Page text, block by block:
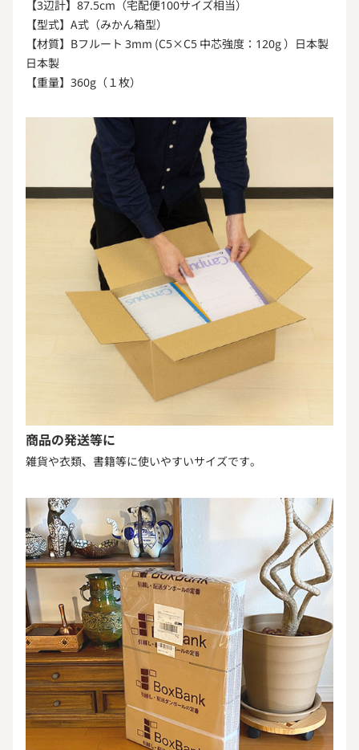
【3辺計】87.5cm（宅配便100サイズ相当）
【型式】A式（みかん箱型）
【材質】Bフルート 3mm (C5×C5 中芯強度：120g ）日本製
日本製
【重量】360g（１枚）
商品の発送等に
雑貨や衣類、書籍等に使いやすいサイズです。